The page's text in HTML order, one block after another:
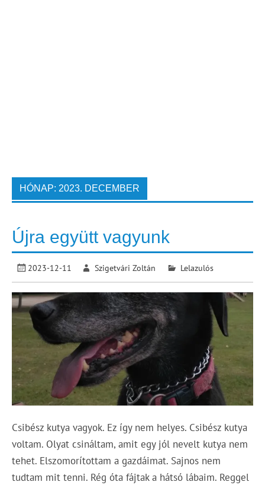
HÓNAP: 2023. DECEMBER
Újra együtt vagyunk
2023-12-11 Szigetvári Zoltán Lelazulós
Csibész kutya vagyok. Ez így nem helyes. Csibész kutya
voltam. Olyat csináltam, amit egy jól nevelt kutya nem
tehet. Elszomorítottam a gazdáimat. Sajnos nem
tudtam mit tenni. Rég óta fájtak a hátsó lábaim. Reggel